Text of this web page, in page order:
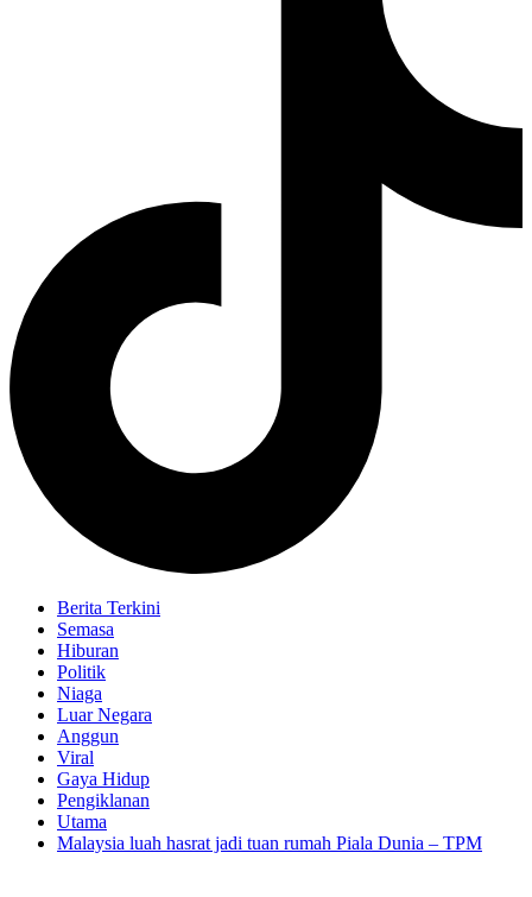
Berita Terkini
Semasa
Hiburan
Politik
Niaga
Luar Negara
Anggun
Viral
Gaya Hidup
Pengiklanan
Utama
Malaysia luah hasrat jadi tuan rumah Piala Dunia – TPM